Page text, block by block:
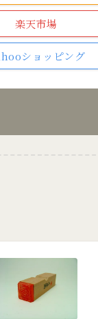
楽天市場
ショッピング